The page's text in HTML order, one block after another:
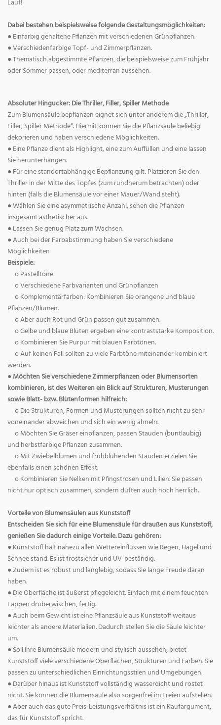
Lauf!
Dabei bestehen beispielsweise folgende Gestaltungsmöglichkeiten:
● Einfarbig gehaltene Pflanzen mit verschiedenen Grünpflanzen.
● Verschiedenfarbige Topf- und Zimmerpflanzen.
● Thematisch abgestimmte Pflanzen, die beispielsweise zum Frühjahr
oder Sommer passen, oder mediterran aussehen.
Absoluter Hingucker: Die Thriller, Filler, Spiller Methode
Zum Blumensäule bepflanzen eignet sich unter anderem die „Thriller,
Filler, Spiller Methode“. Hiermit können Sie die Pflanzsäule beliebig
dekorieren und haben verschiedene Möglichkeiten.
● Eine Pflanze dient als Highlight, eine zum Auffüllen und eine lassen
Sie herunterhängen.
● Für eine standortabhängige Bepflanzung gilt: Platzieren Sie den
Thriller in der Mitte des Topfes (zum rundherum betrachten) oder
hinten (falls die Blumensäule vor einer Mauer/Wand steht).
● Wählen Sie eine asymmetrische Anzahl, sehen die Pflanzen
insgesamt ästhetischer aus.
● Lassen Sie genug Platz zum Wachsen.
● Auch bei der Farbabstimmung haben Sie verschiedene
Möglichkeiten
Beispiele:
o Pastelltöne
o Verschiedene Farbvarianten und Grünpflanzen
o Komplementärfarben: Kombinieren Sie orangene und blaue
Pflanzen/Blumen.
o Aber auch Rot und Grün passen gut zusammen.
o Gelbe und blaue Blüten ergeben eine kontraststarke Komposition.
o Kombinieren Sie Purpur mit blauen Farbtönen.
o Auf keinen Fall sollten zu viele Farbtöne miteinander kombiniert
werden.
● Möchten Sie verschiedene Zimmerpflanzen oder Blumensorten
kombinieren, ist des Weiteren ein Blick auf Strukturen, Musterungen
sowie Blatt- bzw. Blütenformen hilfreich:
o Die Strukturen, Formen und Musterungen sollten nicht zu sehr
voneinander abweichen und sich ein wenig ähneln.
o Möchten Sie Gräser einpflanzen, passen Stauden (buntlaubig)
und herbstfarbige Pflanzen zusammen.
o Mit Zwiebelblumen und frühblühenden Stauden erzielen Sie
ebenfalls einen schönen Effekt.
o Kombinieren Sie Nelken mit Pfingstrosen und Lilien. Sie passen
nicht nur optisch zusammen, sondern duften auch noch herrlich.
Vorteile von Blumensäulen aus Kunststoff
Entscheiden Sie sich für eine Blumensäule für draußen aus Kunststoff,
genießen Sie dadurch einige Vorteile. Dazu gehören:
● Kunststoff hält nahezu allen Wettereinflüssen wie Regen, Hagel und
Schnee stand. Es ist frostsicher und UV-beständig.
● Zudem ist es robust und langlebig, sodass Sie lange Freude daran
haben.
● Die Oberfläche ist äußerst pflegeleicht. Einfach mit einem feuchten
Lappen drüberwischen, fertig.
● Auch beim Gewicht ist eine Pflanzsäule aus Kunststoff weitaus
leichter als andere Materialien. Dadurch stellen Sie die Säule leichter
um.
● Soll Ihre Blumensäule modern und stylisch aussehen, bietet
Kunststoff viele verschiedene Oberflächen, Strukturen und Farben. Sie
passen zu unterschiedlichen Einrichtungsstilen und Umgebungen.
● Darüber hinaus ist Kunststoff vollständig wasserdicht und rostet
nicht. Sie können die Blumensäule also sorgenfrei im Freien aufstellen.
● Aber auch das gute Preis-Leistungsverhältnis ist ein Kaufargument,
das für Kunststoff spricht.